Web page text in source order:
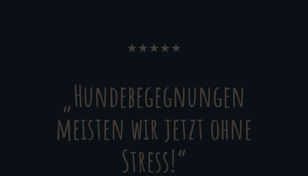
★★★★★
„Hundebegegnungen
meisten wir jetzt ohne
Stress!“